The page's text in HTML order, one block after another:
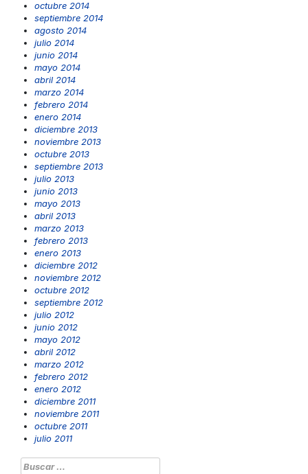
octubre 2014
septiembre 2014
agosto 2014
julio 2014
junio 2014
mayo 2014
abril 2014
marzo 2014
febrero 2014
enero 2014
diciembre 2013
noviembre 2013
octubre 2013
septiembre 2013
julio 2013
junio 2013
mayo 2013
abril 2013
marzo 2013
febrero 2013
enero 2013
diciembre 2012
noviembre 2012
octubre 2012
septiembre 2012
julio 2012
junio 2012
mayo 2012
abril 2012
marzo 2012
febrero 2012
enero 2012
diciembre 2011
noviembre 2011
octubre 2011
julio 2011
Buscar: